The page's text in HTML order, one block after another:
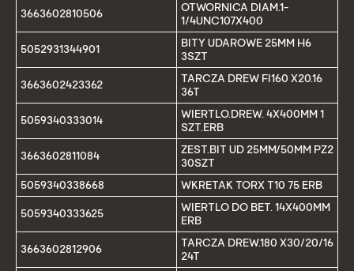
3663602810506
OTWORNICA DIAM.1-
1/4UNC107X400
5052931344901
BITY UDAROWE 25MM H6
3SZT
3663602423362
TARCZA DREW FI160 X20.16
36T
5059340333014
WIERTLO.DREW. 4X400MM 1
SZT.ERB
3663602811084
ZEST.BIT UD 25MM/50MM PZ2
30SZT
5059340338668
WKRETAK TORX T10 75 ERB
5059340333625
WIERTLO DO BET. 14X400MM
ERB
3663602812906
TARCZA DREW.180 X30/20/16
24T